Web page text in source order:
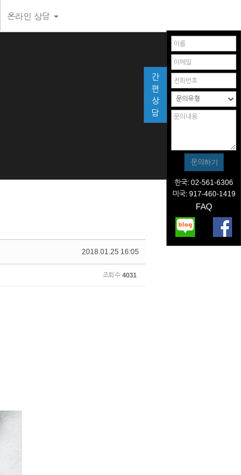
온라인 상담
2018.01.25 16:05
조회 수 4031
간
편
상
담
한국: 02-561-6306
미국: 917-460-1419
FAQ